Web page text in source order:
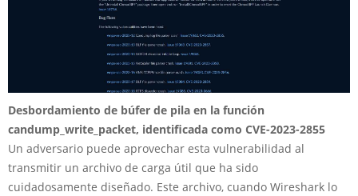
Desbordamiento de búfer de pila en la función
candump_write_packet, identificada como CVE-2023-2855
Un adversario puede aprovechar esta vulnerabilidad al
transmitir un archivo de carga útil que ha sido
cuidadosamente diseñado. Este archivo, cuando Wireshark lo